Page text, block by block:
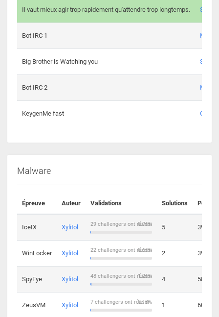
Il vaut mieux agir trop rapidement qu'attendre trop longtemps. Spl3en
Bot IRC 1
Big Brother is Watching you
Bot IRC 2
KeygenMe fast Ge0
Malware
Épreuve Auteur Validations Solutions Points
IceIX Xylitol 0.76%
29 challengers ont réussi 5 39
WinLocker Xylitol 0.65%
22 challengers ont réussi 2 39
SpyEye Xylitol 1.26%
48 challengers ont réussi 4 58
ZeusVM Xylitol 0.18%
7 challengers ont réussi 1 60